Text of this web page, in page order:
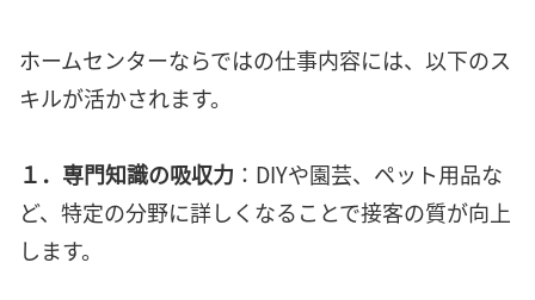
ホームセンターならではの仕事内容には、以下のス
キルが活かされます。
１．専門知識の吸収力 ：DIYや園芸、ペット用品な
ど、特定の分野に詳しくなることで接客の質が向上
します。